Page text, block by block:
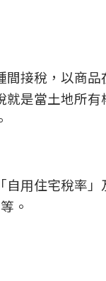
間接稅，以商
就是當土地所
自用住宅稅率
。